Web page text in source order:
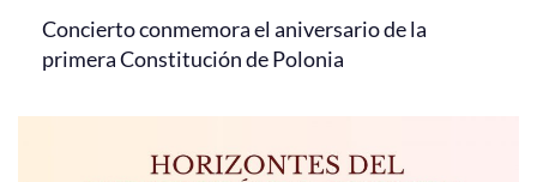
Concierto conmemora el aniversario de la
primera Constitución de Polonia